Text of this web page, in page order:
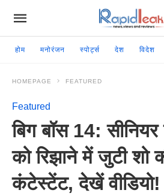
होम मनोरंजन स्पोर्ट्स देश विदेश
HOMEPAGE FEATURED
Featured
बिग बॉस 14: सीनियर
को रिझाने में जुटी शो
कंटेस्टेंट, देखें वीडियो!